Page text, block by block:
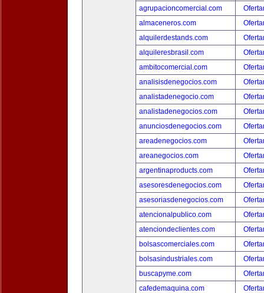
agrupacioncomercial.com
almaceneros.com
alquilerdestands.com
alquileresbrasil.com
ambitocomercial.com
analisisdenegocios.com
analistadenegocio.com
analistadenegocios.com
anunciosdenegocios.com
areadenegocios.com
areanegocios.com
argentinaproducts.com
asesoresdenegocios.com
asesoriasdenegocios.com
atencionalpublico.com
atenciondeclientes.com
bolsascomerciales.com
bolsasindustriales.com
buscapyme.com
cafedemaquina.com